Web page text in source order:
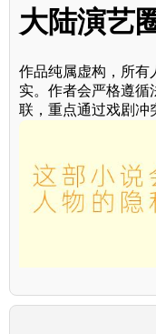
大陆演艺
作品纯属虚构，所有
实。作者会严格遵循
联，重点通过戏剧冲